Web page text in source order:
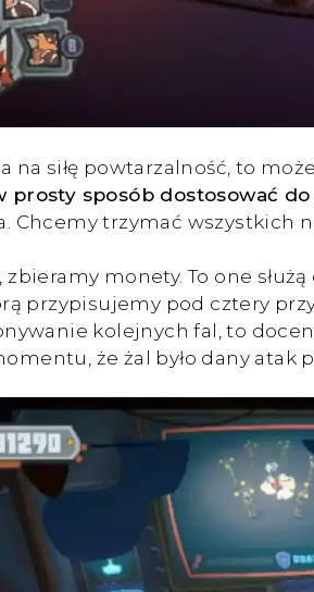
na siłę powtarzalność, to
prosty sposób dostosować
trzymać wszystkich
monety. To one
przypisujemy pod cztery
kolejnych fal, to
że żal było dany